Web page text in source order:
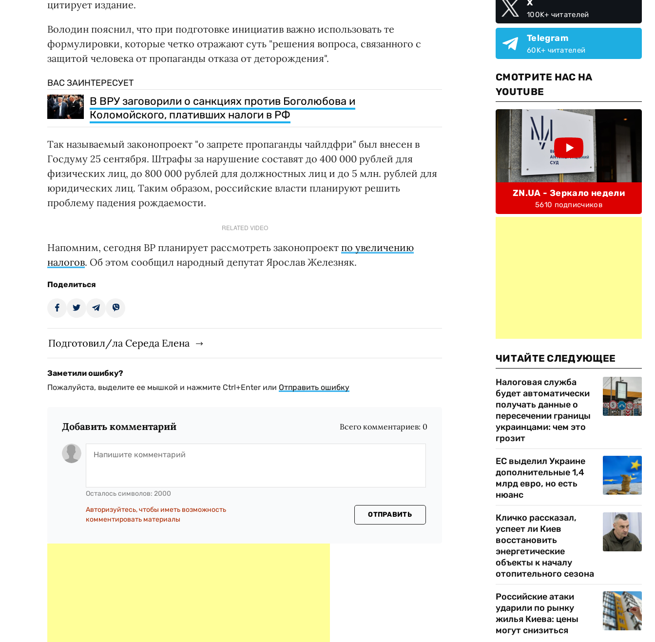
цитирует издание.
Володин пояснил, что при подготовке инициатив важно использовать те
формулировки, которые четко отражают суть "решения вопроса, связанного с
защитой человека от пропаганды отказа от деторождения".
ВАС ЗАИНТЕРЕСУЕТ
В ВРУ заговорили о санкциях против Боголюбова и
Коломойского, плативших налоги в РФ
Так называемый законопроект "о запрете пропаганды чайлдфри" был внесен в
Госдуму 25 сентября. Штрафы за нарушение составят до 400 000 рублей для
физических лиц, до 800 000 рублей для должностных лиц и до 5 млн. рублей для
юридических лиц. Таким образом, российские власти планируют решить
проблему падения рождаемости.
RELATED VIDEO
Напомним, сегодня ВР планирует рассмотреть законопроект по увеличению
налогов. Об этом сообщил народный депутат Ярослав Железняк.
Поделиться
Подготовил/ла Середа Елена
Заметили ошибку?
Пожалуйста, выделите ее мышкой и нажмите Ctrl+Enter или Отправить ошибку
Добавить комментарий Всего комментариев: 0
Осталось символов: 2000
Авторизуйтесь, чтобы иметь возможность
комментировать материалы
ОТПРАВИТЬ
X
100K+ читателей
Telegram
60K+ читателей
СМОТРИТЕ НАС НА
YOUTUBE
ZN.UA - Зеркало недели
5610 подписчиков
ЧИТАЙТЕ СЛЕДУЮЩЕЕ
Налоговая служба
будет автоматически
получать данные о
пересечении границы
украинцами: чем это
грозит
ЕС выделил Украине
дополнительные 1,4
млрд евро, но есть
нюанс
Кличко рассказал,
успеет ли Киев
восстановить
энергетические
объекты к началу
отопительного сезона
Российские атаки
ударили по рынку
жилья Киева: цены
могут снизиться